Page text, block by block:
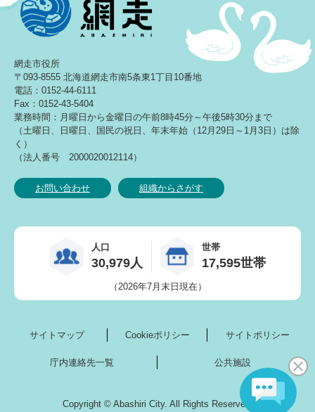
網走市役所
〒093-8555 北海道網走市南5条東1丁目10番地
電話：0152-44-6111
Fax：0152-43-5404
業務時間：月曜日から金曜日の午前8時45分～午後5時30分まで
（土曜日、日曜日、国民の祝日、年末年始（12月29日～1月3日）は除
く）
（法人番号 2000020012114）
お問い合わせ 組織からさがす
人口
30,979人
世帯
17,595世帯
（2026年7月末日現在）
サイトマップ Cookieポリシー サイトポリシー
庁内連絡先一覧 公共施設
Copyright © Abashiri City. All Rights Reserved.